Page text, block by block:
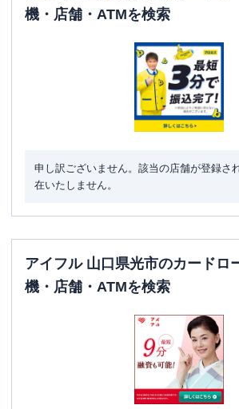
機・店舗・ATMを検索
申し訳ございません。該当の店舗が登録さ
在いたしません。
アイフル 山口県光市のカードロ
機・店舗・ATMを検索